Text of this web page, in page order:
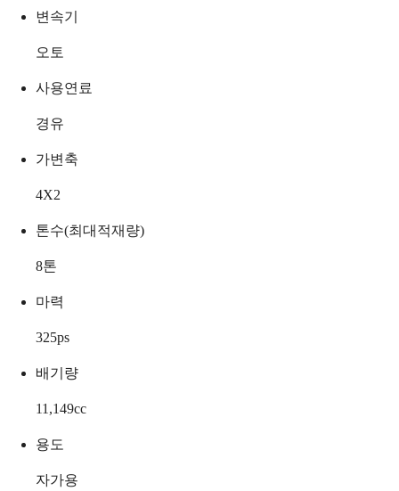
변속기
오토
사용연료
경유
가변축
4X2
톤수(최대적재량)
8톤
마력
325ps
배기량
11,149cc
용도
자가용